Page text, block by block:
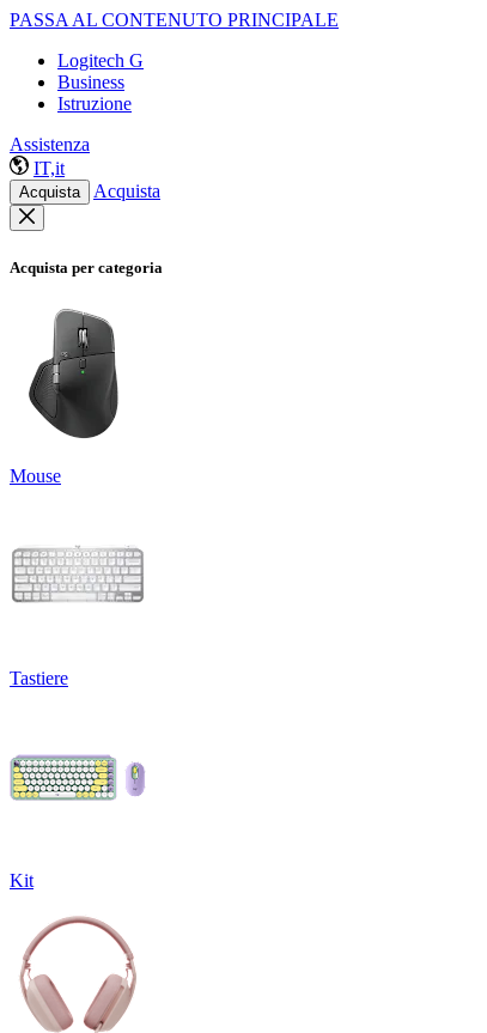
PASSA AL CONTENUTO PRINCIPALE
Logitech G
Business
Istruzione
Assistenza
IT,it
Acquista Acquista
Acquista per categoria
Mouse
Tastiere
Kit